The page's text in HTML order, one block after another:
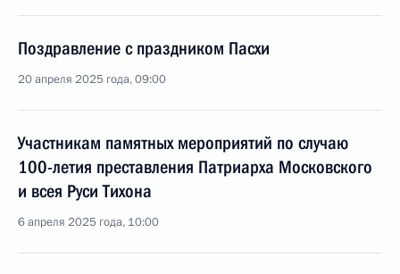
Поздравление с праздником Пасхи
20 апреля 2025 года, 09:00
Участникам памятных мероприятий по случаю
100-летия преставления Патриарха Московского
и всея Руси Тихона
6 апреля 2025 года, 10:00